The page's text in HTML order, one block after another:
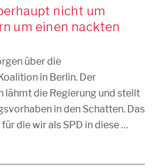
nicht um
um einen nackten
über die
in Berlin. Der
lähmt die Regierung und stellt
in den Schatten. Das
die wir als SPD in diese …